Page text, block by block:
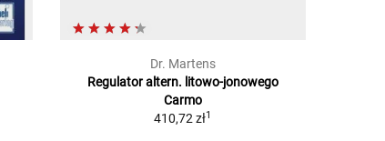
Dr. Martens
Regulator altern. litowo-jonowego
Carmo
410,72 zł1